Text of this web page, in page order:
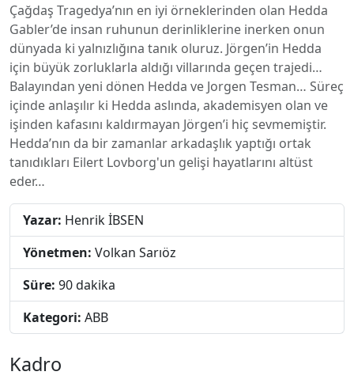
Çağdaş Tragedya’nın en iyi örneklerinden olan Hedda
Gabler’de insan ruhunun derinliklerine inerken onun
dünyada ki yalnızlığına tanık oluruz. Jörgen’in Hedda
için büyük zorluklarla aldığı villarında geçen trajedi…
Balayından yeni dönen Hedda ve Jorgen Tesman… Süreç
içinde anlaşılır ki Hedda aslında, akademisyen olan ve
işinden kafasını kaldırmayan Jörgen’i hiç sevmemiştir.
Hedda’nın da bir zamanlar arkadaşlık yaptığı ortak
tanıdıkları Eilert Lovborg'un gelişi hayatlarını altüst
eder…
Yazar: Henrik İBSEN
Yönetmen: Volkan Sarıöz
Süre: 90 dakika
Kategori: ABB
Kadro